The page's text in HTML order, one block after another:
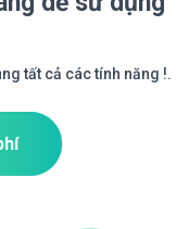
tất cả các tính năng !.